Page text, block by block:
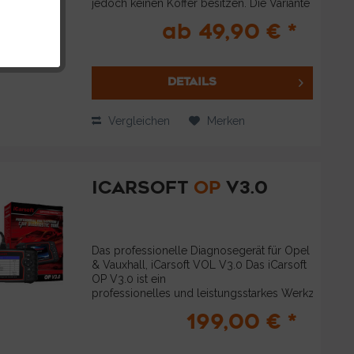
jedoch keinen Koffer besitzen. Die Variante
zusätzliche Lieferumfang eine...
ab 49,90 € *
DETAILS
Vergleichen Merken
ICARSOFT OP V3.0
Das professionelle Diagnosegerät für Opel
& Vauxhall, iCarsoft VOL V3.0 Das iCarsoft
OP V3.0 ist ein
professionelles und leistungsstarkes Werkzeug
Vauxhall , das von iCarsoft Technology Inc.
199,00 € *